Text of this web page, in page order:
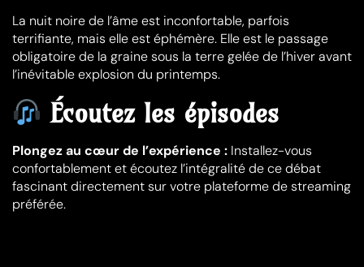
La nuit noire de l’âme est inconfortable, parfois
terrifiante, mais elle est éphémère. Elle est le passage
obligatoire de la graine sous la terre gelée de l’hiver avant
l’inévitable explosion du printemps.
Écoutez les épisodes
Plongez au cœur de l’expérience : Installez-vous
confortablement et écoutez l’intégralité de ce débat
fascinant directement sur votre plateforme de streaming
préférée.